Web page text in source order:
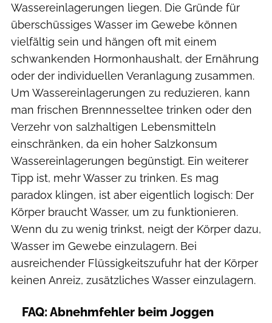
Wassereinlagerungen liegen. Die Gründe für
überschüssiges Wasser im Gewebe können
vielfältig sein und hängen oft mit einem
schwankenden Hormonhaushalt, der Ernährung
oder der individuellen Veranlagung zusammen.
Um Wassereinlagerungen zu reduzieren, kann
man frischen Brennnesseltee trinken oder den
Verzehr von salzhaltigen Lebensmitteln
einschränken, da ein hoher Salzkonsum
Wassereinlagerungen begünstigt. Ein weiterer
Tipp ist, mehr Wasser zu trinken. Es mag
paradox klingen, ist aber eigentlich logisch: Der
Körper braucht Wasser, um zu funktionieren.
Wenn du zu wenig trinkst, neigt der Körper dazu,
Wasser im Gewebe einzulagern. Bei
ausreichender Flüssigkeitszufuhr hat der Körper
keinen Anreiz, zusätzliches Wasser einzulagern.
FAQ: Abnehmfehler beim Joggen